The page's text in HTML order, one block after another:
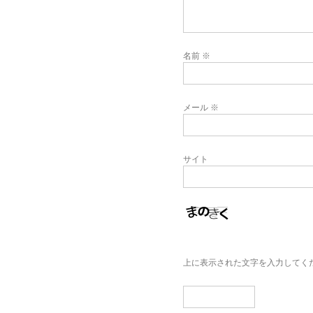
名前 ※
メール ※
サイト
上に表示された文字を入力してく